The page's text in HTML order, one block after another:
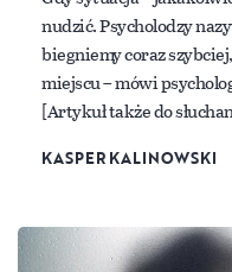
nudzić. Psycholodzy
biegniemy coraz
miejscu – mówi
[Artykuł także do
KASPER KALINOWSKI